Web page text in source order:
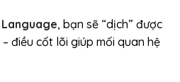
Language, bạn sẽ “dịch” được
điều cốt lõi giúp mối quan hệ